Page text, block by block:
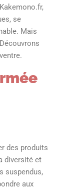
se
Mais
des produits
diversité et
suspendus,
aux